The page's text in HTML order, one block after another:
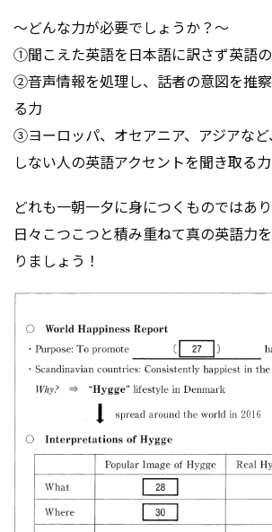
～どんな力が必要でしょうか？～
①聞こえた英語を日本語に訳さず英語
②音声情報を処理し、話者の意図を推
る力
③ヨーロッパ、オセアニア、アジアなど
しない人の英語アクセントを聞き取る力
どれも一朝一夕に身につくものではあり
日々こつこつと積み重ねて真の英語力
りましょう！